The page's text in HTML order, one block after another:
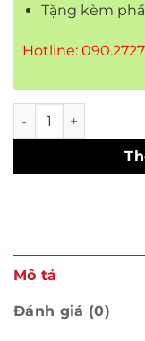
Tặng kèm
Hotline:
Màn Hình DVD
Mô tả
Đánh giá (0)